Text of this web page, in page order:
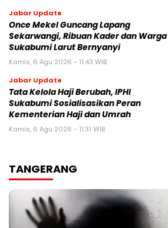
Jabar Update
Once Mekel Guncang Lapang
Sekarwangi, Ribuan Kader dan Warga
Sukabumi Larut Bernyanyi
Kamis, 6 Agu 2026 - 11:43 WIB
Jabar Update
Tata Kelola Haji Berubah, IPHI
Sukabumi Sosialisasikan Peran
Kementerian Haji dan Umrah
Kamis, 6 Agu 2026 - 11:31 WIB
TANGERANG